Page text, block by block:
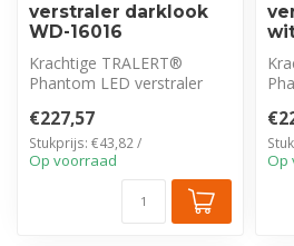
verstraler darklook
WD-16016
Krachtige TRALERT®
Phantom LED verstraler
color dagrijve...
€227,57
Stukprijs: €43,82 /
Op voorraad Op